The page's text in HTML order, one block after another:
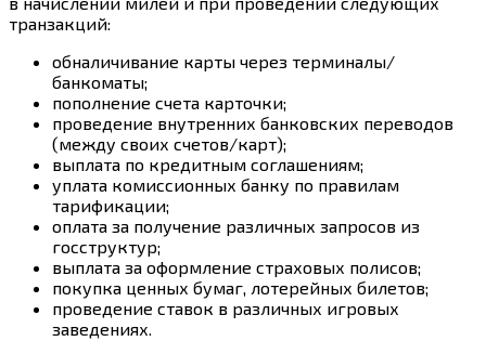
транзакций:
обналичивание карты через терминалы/
банкоматы;
пополнение счета карточки;
проведение внутренних банковских переводов
(между своих счетов/карт);
выплата по кредитным соглашениям;
уплата комиссионных банку по правилам
тарификации;
оплата за получение различных запросов из
госструктур;
выплата за оформление страховых полисов;
покупка ценных бумаг, лотерейных билетов;
проведение ставок в различных игровых
заведениях.